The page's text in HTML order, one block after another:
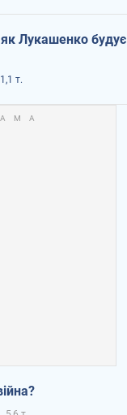
як Лукашенко будує
т.